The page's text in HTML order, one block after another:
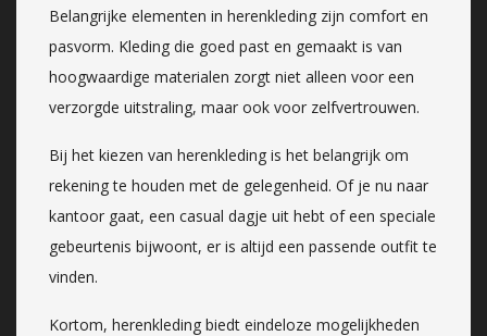
Belangrijke elementen in herenkleding zijn comfort en
pasvorm. Kleding die goed past en gemaakt is van
hoogwaardige materialen zorgt niet alleen voor een
verzorgde uitstraling, maar ook voor zelfvertrouwen.
Bij het kiezen van herenkleding is het belangrijk om
rekening te houden met de gelegenheid. Of je nu naar
kantoor gaat, een casual dagje uit hebt of een speciale
gebeurtenis bijwoont, er is altijd een passende outfit te
vinden.
Kortom, herenkleding biedt eindeloze mogelijkheden